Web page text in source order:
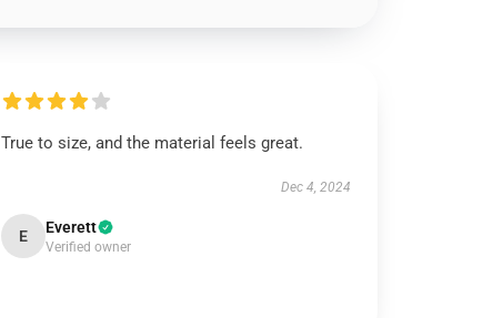
True to size, and the material feels great.
Dec 4, 2024
E Everett
Verified owner